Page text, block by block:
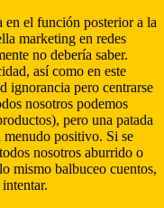
en el función posterior a la
​​marketing en redes
no debería saber.
así como en este
ignorancia pero centrarse
nosotros podemos
pero una patada
menudo positivo. Si se
nosotros aburrido o
mismo balbuceo cuentos,